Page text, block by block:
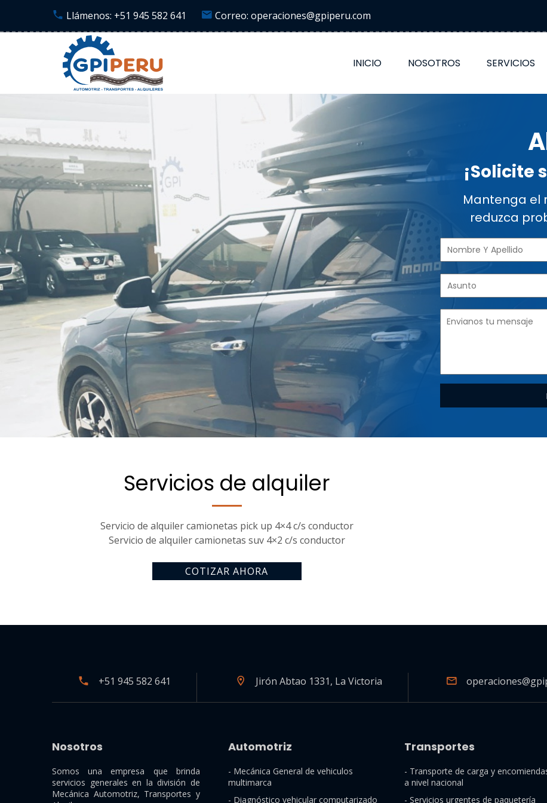
Llámenos: +51 945 582 641 Correo: operaciones@gpiperu.com
INICIO NOSOTROS SERVICIOS
AUTOMOTRIZ TRANSPORTES
¡Solicite
Mantenga el
reduzca
Servicios de alquiler
Servicio de alquiler camionetas pick up 4×4 c/s conductor
Servicio de alquiler camionetas suv 4×2 c/s conductor
COTIZAR AHORA
+51 945 582 641 Jirón Abtao 1331, La Victoria
Nosotros
Somos una empresa que brinda
servicios generales en la división de
Mecánica Automotriz, Transportes y
Automotriz
- Mecánica General de vehiculos
multimarca
- Diagnóstico vehicular computarizado
Transportes
- Transporte de carga y
a nivel nacional
- Servicios urgentes de paquetería